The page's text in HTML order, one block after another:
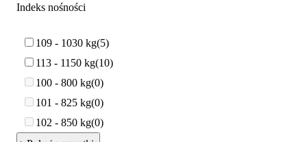
Indeks nośności
109 - 1030 kg 5
113 - 1150 kg 10
100 - 800 kg 0
101 - 825 kg 0
102 - 850 kg 0